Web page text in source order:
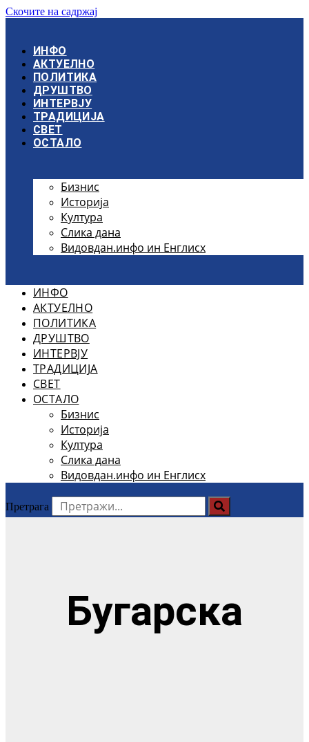
Скочите на садржај
ИНФО
АКТУЕЛНО
ПОЛИТИКА
ДРУШТВО
ИНТЕРВЈУ
ТРАДИЦИЈА
СВЕТ
ОСТАЛО
Бизнис
Историја
Култура
Слика дана
Видовдан.инфо ин Енглисх
ИНФО
АКТУЕЛНО
ПОЛИТИКА
ДРУШТВО
ИНТЕРВЈУ
ТРАДИЦИЈА
СВЕТ
ОСТАЛО
Бизнис
Историја
Култура
Слика дана
Видовдан.инфо ин Енглисх
Претрага
Бугарска